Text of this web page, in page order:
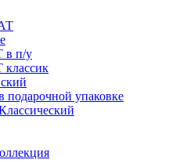
в п/у
подарочной упаковке